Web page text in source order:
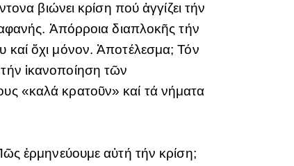
βιώνει κρίση πού ἀγγίζει τήν
Ἀπόρροια διαπλοκῆς τήν
καί ὄχι μόνον. Ἀποτέλεσμα; Τόν
ἱκανοποίηση τῶν
«καλά κρατοῦν» καί τά νήματα
ἑρμηνεύουμε αὐτή τήν κρίση;